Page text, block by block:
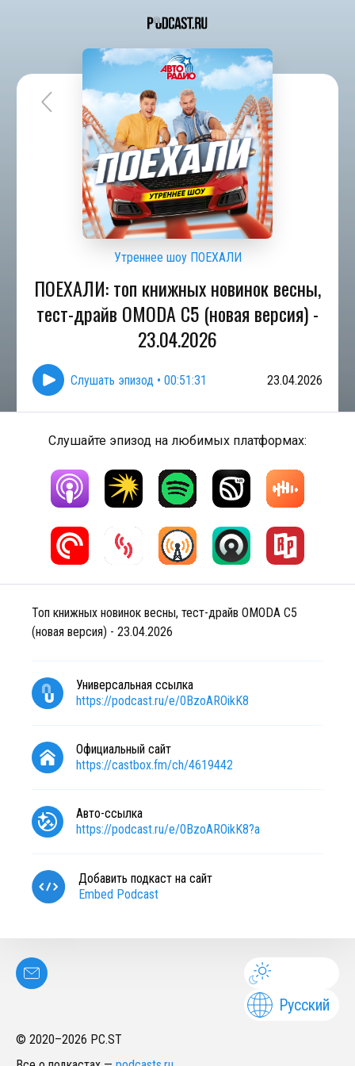
Утреннее шоу ПОЕХАЛИ
ПОЕХАЛИ: топ книжных новинок весны,
тест-драйв OMODA C5 (новая версия) -
23.04.2026
Слушать эпизод • 00:51:31 23.04.2026
Слушайте эпизод на любимых платформах:
Топ книжных новинок весны, тест-драйв OMODA C5
(новая версия) - 23.04.2026
Универсальная ссылка
https://podcast.ru/e/0BzoAROikK8
Официальный сайт
https://castbox.fm/ch/4619442
Авто-ссылка
https://podcast.ru/e/0BzoAROikK8?a
Добавить подкаст на сайт
Embed Podcast
Русский
© 2020–2026 PC.ST